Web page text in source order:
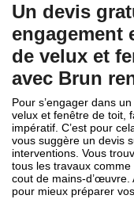
Un devis
engagement
de velux et
avec Brun
Pour s’engager dans
velux et fenêtre de toit,
impératif. C’est pour
vous suggère un devis
interventions. Vous
tous les travaux
cout de mains-
pour mieux préparer